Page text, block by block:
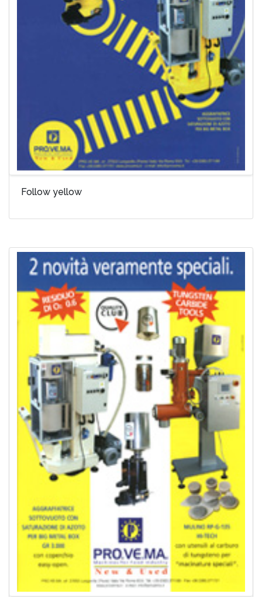
Follow yellow